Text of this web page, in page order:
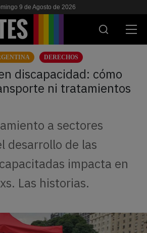
9 de Agosto de 2026
APOYANOS
ES EN
DERECHOS
discapacidad: cómo
ni tratamientos
a sectores
desarrollo de las
impacta en
Las historias.